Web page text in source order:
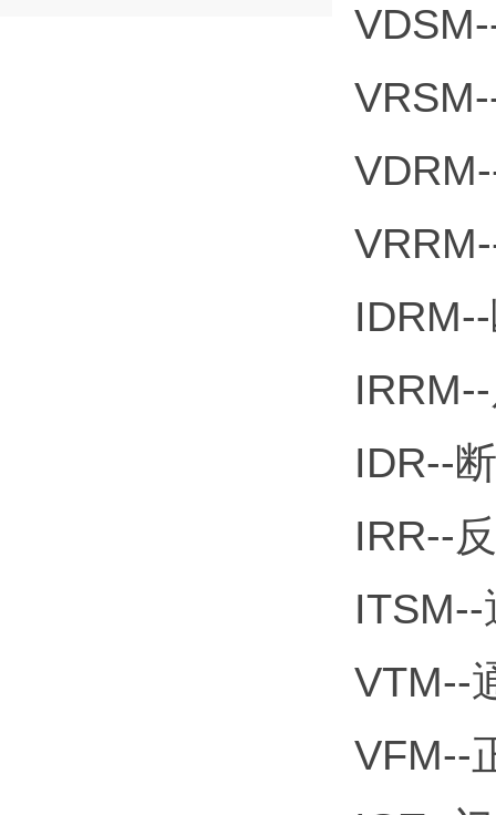
IDR--
IRR--
VTM--
VFM--